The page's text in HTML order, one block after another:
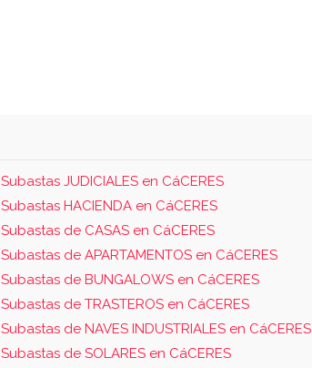
Subastas JUDICIALES en CáCERES
Subastas HACIENDA en CáCERES
Subastas de CASAS en CáCERES
Subastas de APARTAMENTOS en CáCERES
Subastas de BUNGALOWS en CáCERES
Subastas de TRASTEROS en CáCERES
Subastas de NAVES INDUSTRIALES en CáCERES
Subastas de SOLARES en CáCERES